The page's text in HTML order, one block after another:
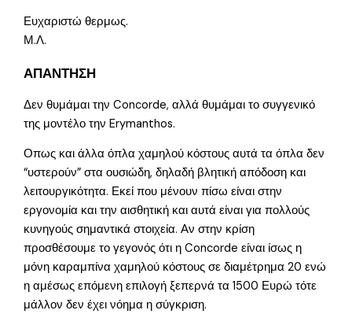
Ευχαριστώ θερμως.
Μ.Λ.
ΑΠΑΝΤΗΣΗ
Δεν θυμάμαι την Concorde, αλλά θυμάμαι το συγγενικό
της μοντέλο την Erymanthos.
Οπως και άλλα όπλα χαμηλού κόστους αυτά τα όπλα δεν
“υστερούν” στα ουσιώδη, δηλαδή βλητική απόδοση και
λειτουργικότητα. Εκεί που μένουν πίσω είναι στην
εργονομία και την αισθητική και αυτά είναι για πολλούς
κυνηγούς σημαντικά στοιχεία. Αν στην κρίση
προσθέσουμε το γεγονός ότι η Concorde είναι ίσως η
μόνη καραμπίνα χαμηλού κόστους σε διαμέτρημα 20 ενώ
η αμέσως επόμενη επιλογή ξεπερνά τα 1500 Ευρώ τότε
μάλλον δεν έχει νόημα η σύγκριση.